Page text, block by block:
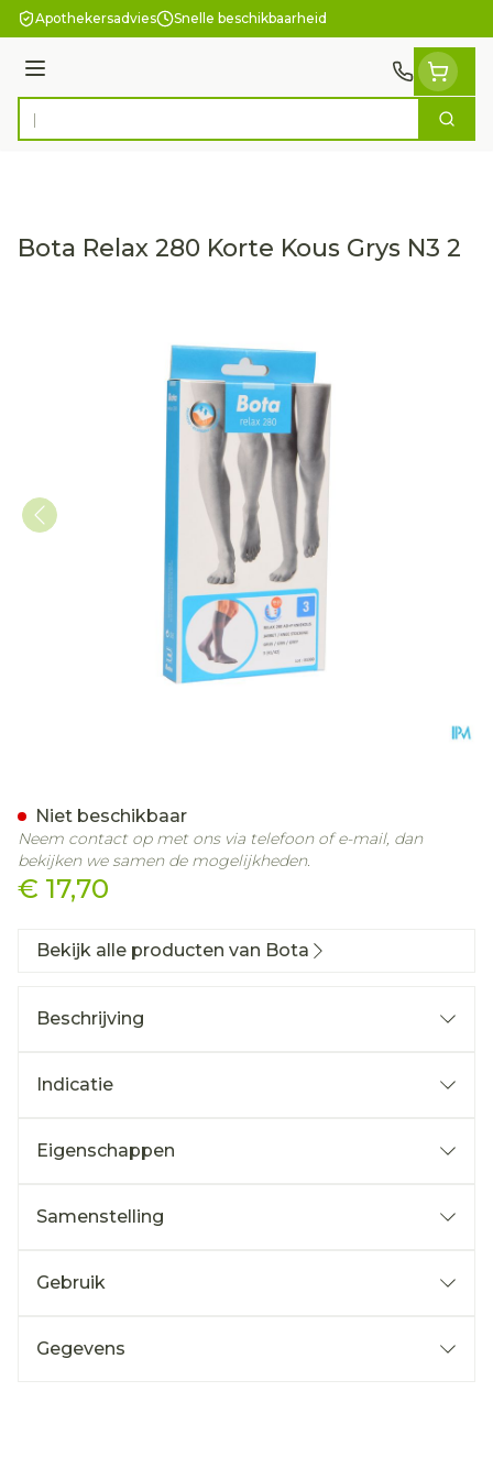
Ga naar de inhoud
Apothekersadvies Snelle beschikbaarheid
Menu
Product, merk, categorie... Zoek
Bota Relax 280 Korte Kous Grys N3 2
€ 17,70
Niet beschikbaar
Neem contact op met ons via telefoon of e-mail, dan
bekijken we samen de mogelijkheden.
Bekijk alle producten van Bota
Beschrijving
Indicatie
Eigenschappen
Samenstelling
Gebruik
Gegevens